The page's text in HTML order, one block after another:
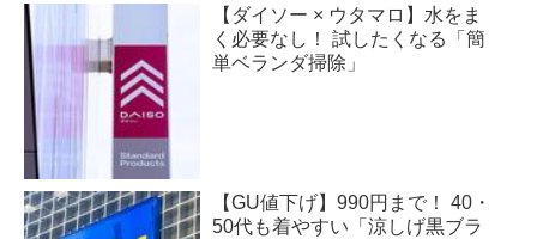
【ダイソー × ウタマロ】水をま
く必要なし！ 試したくなる「簡
単ベランダ掃除」
【GU値下げ】990円まで！ 40・
50代も着やすい「涼しげ黒ブラ